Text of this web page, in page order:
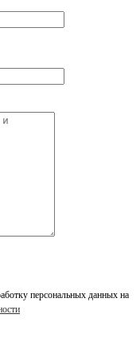
персональных данных на